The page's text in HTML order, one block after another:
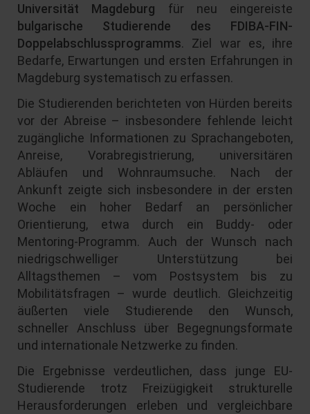
Universität Magdeburg für neu eingereiste
bulgarische Studierende des FDIBA-FIN-
Doppelabschlussprogramms. Ziel war es, ihre
Bedarfe, Erwartungen und ersten Erfahrungen in
Magdeburg systematisch zu erfassen.
Die Studierenden berichteten von Hürden bereits
vor der Abreise – insbesondere fehlende leicht
zugängliche Informationen zu Sprachangeboten,
Anreise, Vorabregistrierung, universitären
Abläufen und Wohnraumsuche. Nach der
Ankunft zeigte sich insbesondere in der ersten
Woche ein hoher Bedarf an persönlicher
Orientierung, etwa durch ein Buddy- oder
Mentoring-Programm. Auch der Wunsch nach
niedrigschwelliger Unterstützung bei
Alltagsthemen – vom Postsystem bis zu
Mobilitätsfragen – wurde deutlich. Gleichzeitig
äußerten viele Studierende den Wunsch,
schneller Anschluss über Begegnungsformate
und internationale Netzwerke zu finden.
Die Ergebnisse verdeutlichen, dass junge EU-
Studierende trotz Freizügigkeit strukturelle
Herausforderungen erleben und vergleichbare